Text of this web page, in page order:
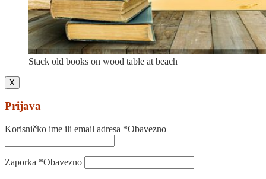
Stack old books on wood table at beach
X
Prijava
Korisničko ime ili email adresa *Obavezno
Zaporka *Obavezno